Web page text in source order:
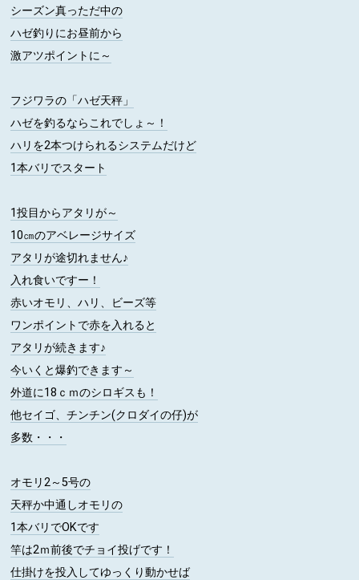
シーズン真っただ中の
ハゼ釣りにお昼前から
激アツポイントに～
フジワラの「ハゼ天秤」
ハゼを釣るならこれでしょ～！
ハリを2本つけられるシステムだけど
1本バリでスタート
1投目からアタリが～
10㎝のアベレージサイズ
アタリが途切れません♪
入れ食いですー！
赤いオモリ、ハリ、ビーズ等
ワンポイントで赤を入れると
アタリが続きます♪
今いくと爆釣できます～
外道に18ｃｍのシロギスも！
他セイゴ、チンチン(クロダイの仔)が
多数・・・
オモリ2～5号の
天秤か中通しオモリの
1本バリでOKです
竿は2ｍ前後でチョイ投げです！
仕掛けを投入してゆっくり動かせば